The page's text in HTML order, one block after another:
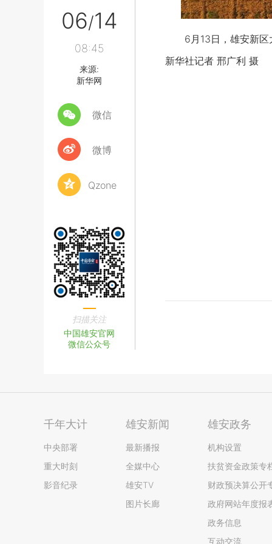
06/14
08:45
来源:
新华网
微信
微博
Qzone
扫描关注
中国雄安官网
微信公众号
6月13日，雄安新区大
新华社记者 邢广利 摄
千年大计
中央部署
重大时刻
影音纪录
雄安新闻
最新播报
全媒中心
雄安TV
图片长廊
雄安政务
机构设置
扶贫资金政策专
财政预决算公开
政府网站年度报
政务信息
互动交流